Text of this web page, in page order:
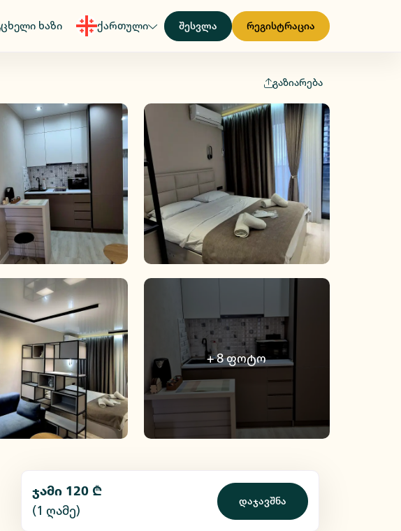
ცხელი ხაზი ქართული შესვლა რეგისტრაცია
გაზიარება
+8ფოტო
ჯამი 120 ₾
(1 ღამე)
დაჯავშნა